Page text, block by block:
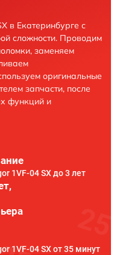
в Екатеринбурге с
сложности. Проводим
заменяем
оригинальные
запчасти, после
функций и
1VF-04 SX до 3 лет
1VF-04 SX от 35 минут